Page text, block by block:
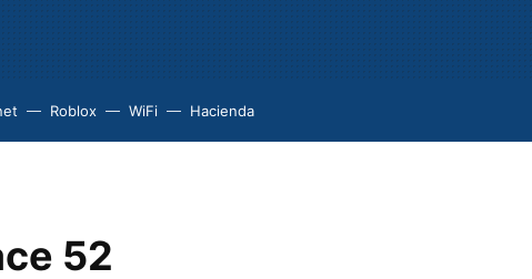
Roblox WiFi Hacienda
52